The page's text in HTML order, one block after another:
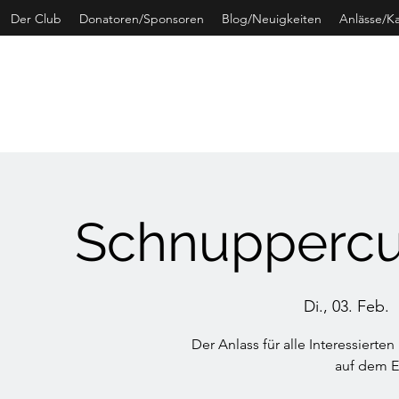
Der Club Donatoren/Sponsoren Blog/Neuigkeiten Anlässe/
Di., 03. Feb.
Der Anlass für alle
auf dem